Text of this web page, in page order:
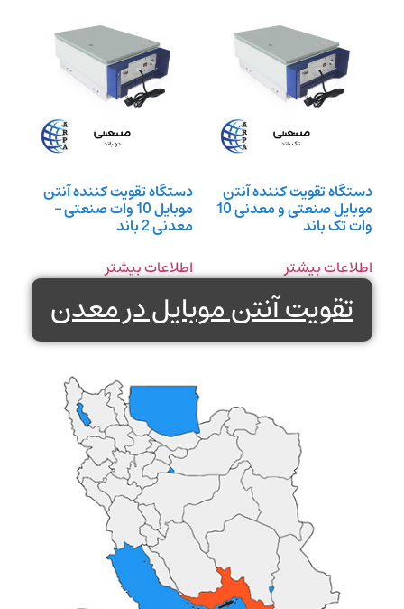
دستگاه تقویت کننده آنتن
موبایل صنعتی و معدنی 10
وات تک باند
اطلاعات بیشتر
دستگاه تقویت کننده آنتن
موبایل 10 وات صنعتی –
معدنی 2 باند
اطلاعات بیشتر
تقویت آنتن موبایل در معدن